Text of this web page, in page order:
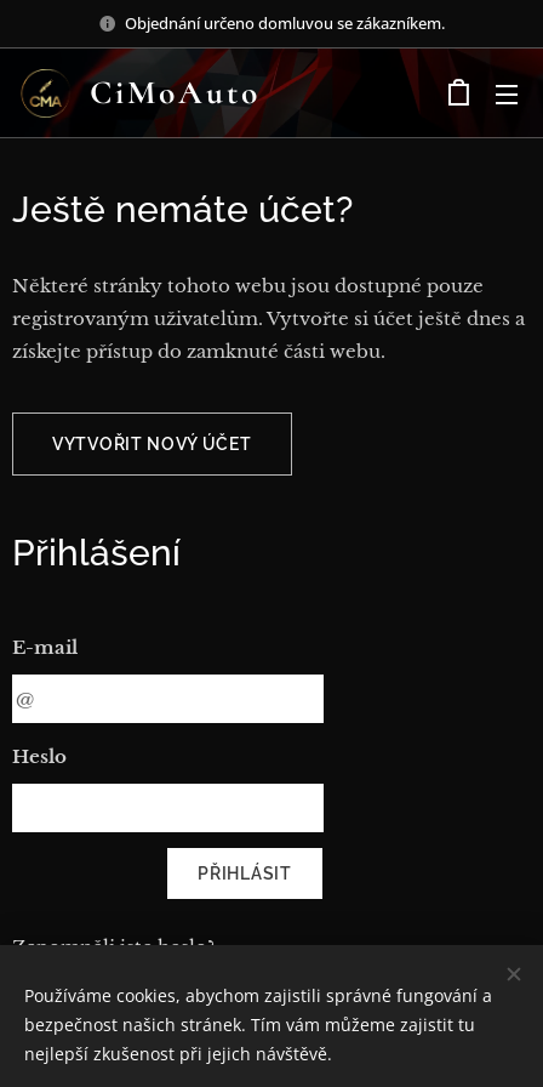
Objednání určeno domluvou se zákazníkem.
CiMoAuto
Ještě nemáte účet?
Některé stránky tohoto webu jsou dostupné pouze
registrovaným uživatelům. Vytvořte si účet ještě dnes a
získejte přístup do zamknuté části webu.
VYTVOŘIT NOVÝ ÚČET
Přihlášení
E-mail
Heslo
PŘIHLÁSIT
Zapomněli jste heslo?
© 2021 CiMoAuto spol. s r.o.
Používáme cookies, abychom zajistili správné fungování a
bezpečnost našich stránek. Tím vám můžeme zajistit tu
nejlepší zkušenost při jejich návštěvě.